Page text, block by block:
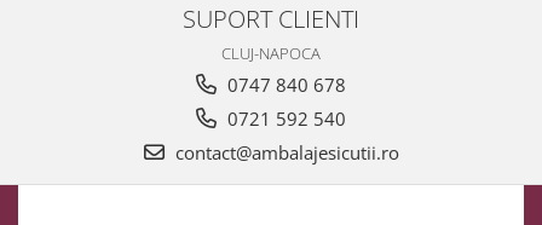
SUPORT CLIENTI
CLUJ-NAPOCA
0747 840 678
0721 592 540
contact@ambalajesicutii.ro